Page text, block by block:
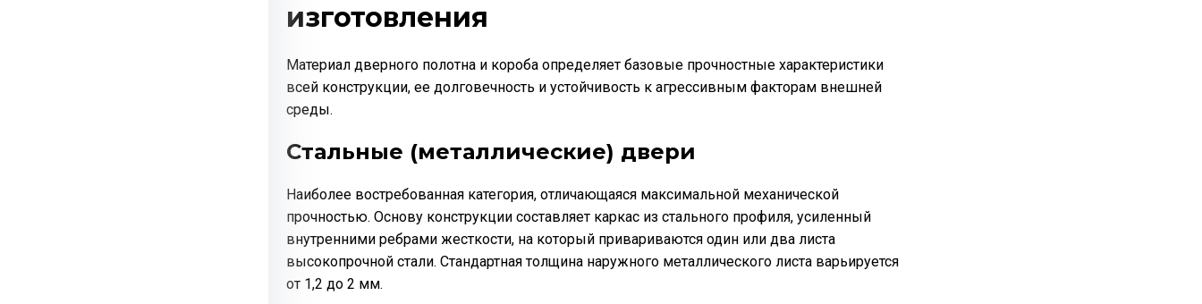
изготовления
Материал дверного полотна и короба определяет базовые прочностные характеристики
всей конструкции, ее долговечность и устойчивость к агрессивным факторам внешней
среды.
Стальные (металлические) двери
Наиболее востребованная категория, отличающаяся максимальной механической
прочностью. Основу конструкции составляет каркас из стального профиля, усиленный
внутренними ребрами жесткости, на который привариваются один или два листа
высокопрочной стали. Стандартная толщина наружного металлического листа варьируется
от 1,2 до 2 мм.